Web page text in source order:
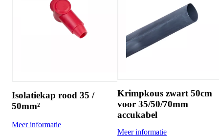
Isolatiekap rood 35 /
50mm²
Meer informatie
Krimpkous zwart 50cm
voor 35/50/70mm
accukabel
Meer informatie